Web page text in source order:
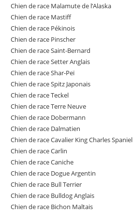
Chien de race Malamute de l’Alaska
Chien de race Mastiff
Chien de race Pékinois
Chien de race Pinscher
Chien de race Saint-Bernard
Chien de race Setter Anglais
Chien de race Shar-Peï
Chien de race Spitz Japonais
Chien de race Teckel
Chien de race Terre Neuve
Chien de race Dobermann
Chien de race Dalmatien
Chien de race Cavalier King Charles Spaniel
Chien de race Carlin
Chien de race Caniche
Chien de race Dogue Argentin
Chien de race Bull Terrier
Chien de race Bulldog Anglais
Chien de race Bichon Maltais